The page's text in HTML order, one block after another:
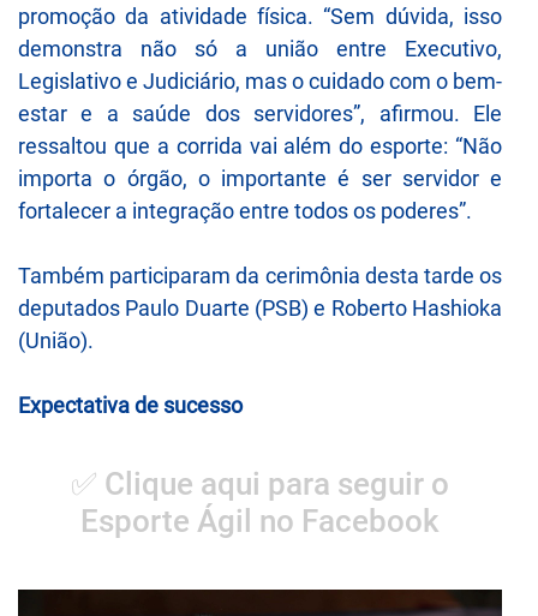
promoção da atividade física. “Sem dúvida, isso
demonstra não só a união entre Executivo,
Legislativo e Judiciário, mas o cuidado com o bem-
estar e a saúde dos servidores”, afirmou. Ele
ressaltou que a corrida vai além do esporte: “Não
importa o órgão, o importante é ser servidor e
fortalecer a integração entre todos os poderes”.
Também participaram da cerimônia desta tarde os
deputados Paulo Duarte (PSB) e Roberto Hashioka
(União).
Expectativa de sucesso
✅ Clique aqui para seguir o
Esporte Ágil no Facebook